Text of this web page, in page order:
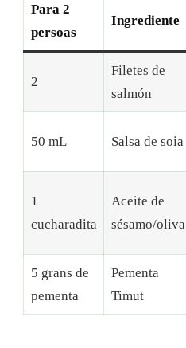
Para 2
persoas
Ingrediente
2
Filetes de
salmón
50 mL Salsa de soia
1
cucharadita
Aceite de
sésamo/oliva
5 grans de
pementa
Pementa
Timut